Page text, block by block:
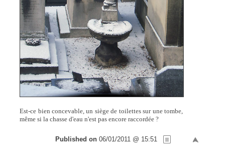
Est-ce bien concevable, un siège de toilettes sur une tombe,
même si la chasse d'eau n'est pas encore raccordée ?
Published on 06/01/2011 @ 15:51